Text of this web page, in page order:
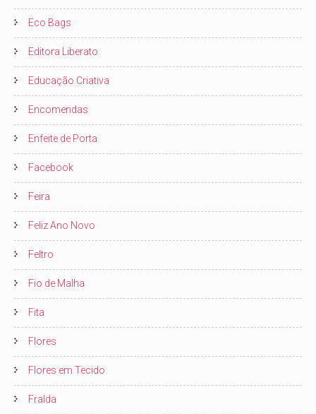
Eco Bags
Editora Liberato
Educação Criativa
Encomendas
Enfeite de Porta
Facebook
Feira
Feliz Ano Novo
Feltro
Fio de Malha
Fita
Flores
Flores em Tecido
Fralda